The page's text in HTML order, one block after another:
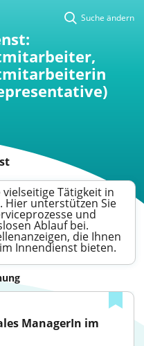
Suche ändern
Tätigkeit in
Hier unterstützen Sie
und
Ablauf bei.
die Ihnen
Innendienst bieten.